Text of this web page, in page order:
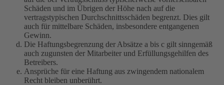
Schäden und im Übrigen der Höhe nach auf die
vertragstypischen Durchschnittsschäden begrenzt. Dies gilt
auch für mittelbare Schäden, insbesondere entgangenen
Gewinn.
Die Haftungsbegrenzung der Absätze a bis c gilt sinngemäß
auch zugunsten der Mitarbeiter und Erfüllungsgehilfen des
Betreibers.
Ansprüche für eine Haftung aus zwingendem nationalem
Recht bleiben unberührt.